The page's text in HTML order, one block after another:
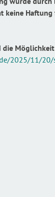
keine
2025/11/